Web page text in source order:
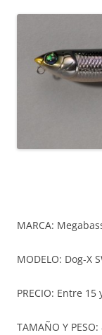
MARCA:
MODELO: Dog-X
PRECIO: Entre 15
TAMAÑO Y